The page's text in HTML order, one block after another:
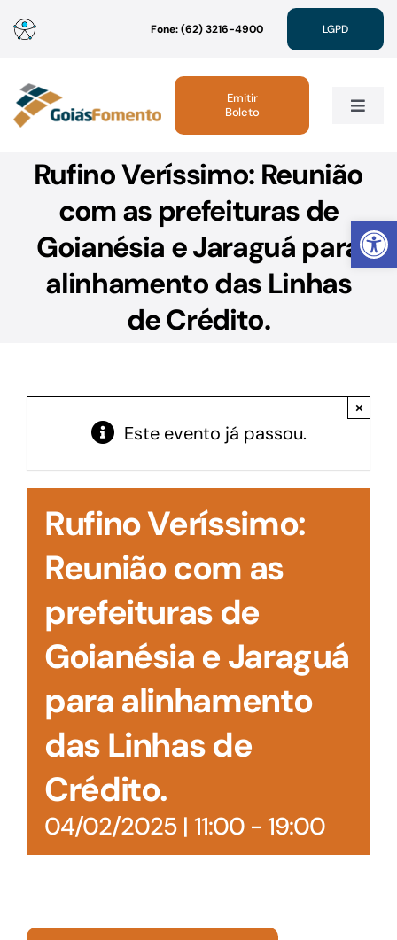
Abrir
para
conteúdo
Fone: (62) 3216-4900 LGPD
Toggle
Institucional
Atendimento
Emitir
Boleto
Rufino Veríssimo: Reunião
com as prefeituras de
Goianésia e Jaraguá para
alinhamento das Linhas
de Crédito.
Este evento já passou.
×
Rufino Veríssimo:
Reunião com as
prefeituras de
Goianésia e Jaraguá
para alinhamento
das Linhas de
Crédito.
04/02/2025 | 11:00- 19:00